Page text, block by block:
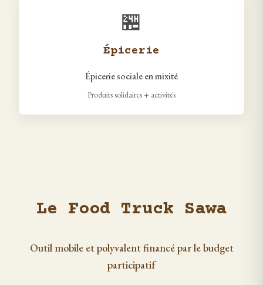
🏪
Épicerie
Épicerie sociale en mixité
Produits solidaires + activités
Le Food Truck Sawa
Outil mobile et polyvalent financé par le budget
participatif